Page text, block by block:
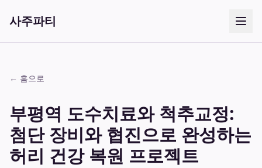
사주파티
← 홈으로
부평역 도수치료와 척추교정:
첨단 장비와 협진으로 완성하는
허리 건강 복원 프로젝트